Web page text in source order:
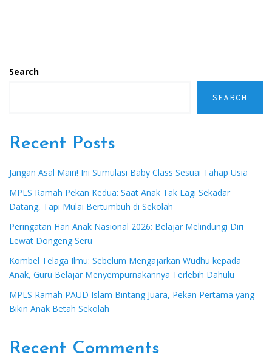
Search
SEARCH
Recent Posts
Jangan Asal Main! Ini Stimulasi Baby Class Sesuai Tahap Usia
MPLS Ramah Pekan Kedua: Saat Anak Tak Lagi Sekadar
Datang, Tapi Mulai Bertumbuh di Sekolah
Peringatan Hari Anak Nasional 2026: Belajar Melindungi Diri
Lewat Dongeng Seru
Kombel Telaga Ilmu: Sebelum Mengajarkan Wudhu kepada
Anak, Guru Belajar Menyempurnakannya Terlebih Dahulu
MPLS Ramah PAUD Islam Bintang Juara, Pekan Pertama yang
Bikin Anak Betah Sekolah
Recent Comments